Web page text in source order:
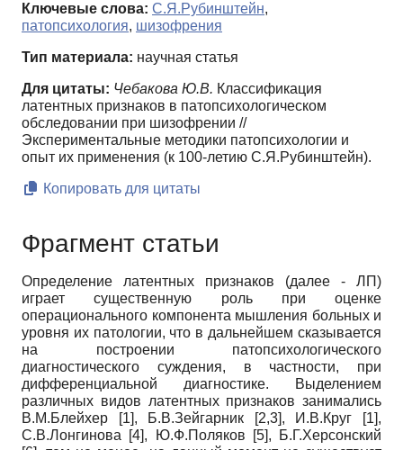
Ключевые слова: С.Я.Рубинштейн,
патопсихология, шизофрения
Тип материала: научная статья
Для цитаты: Чебакова Ю.В. Классификация
латентных признаков в патопсихологическом
обследовании при шизофрении //
Экспериментальные методики патопсихологии и
опыт их применения (к 100-летию С.Я.Рубинштейн).
Копировать для цитаты
Фрагмент статьи
Определение латентных признаков (далее - ЛП)
играет существенную роль при оценке
операционального компонента мышления больных и
уровня их патологии, что в дальнейшем сказывается
на построении патопсихологического
диагностического суждения, в частности, при
дифференциальной диагностике. Выделением
различных видов латентных признаков занимались
В.М.Блейхер [1], Б.В.Зейгарник [2,3], И.В.Круг [1],
С.В.Лонгинова [4], Ю.Ф.Поляков [5], Б.Г.Херсонский